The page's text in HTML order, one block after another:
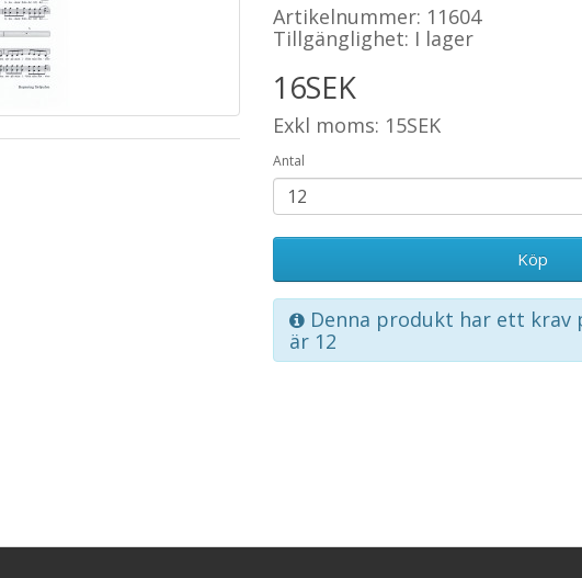
Artikelnummer: 11604
Tillgänglighet: I lager
16SEK
Exkl moms: 15SEK
Antal
Köp
Denna produkt har ett krav
är 12